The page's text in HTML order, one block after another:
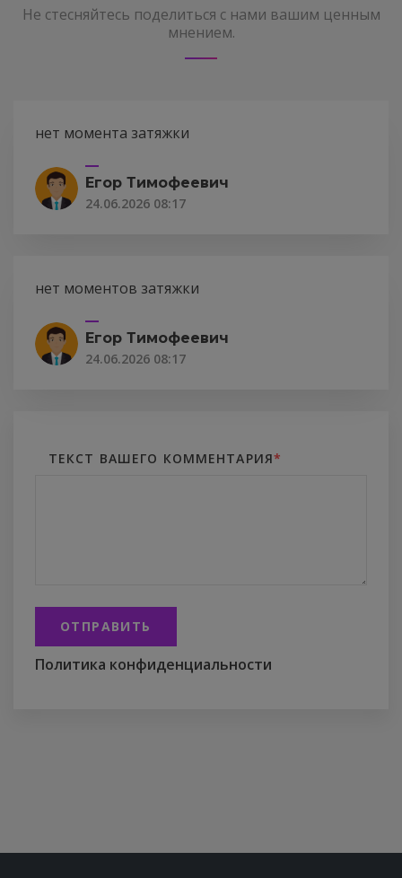
Не стесняйтесь поделиться с нами вашим ценным
мнением.
нет момента затяжки
Егор Тимофеевич
24.06.2026 08:17
нет моментов затяжки
Егор Тимофеевич
24.06.2026 08:17
ТЕКСТ ВАШЕГО КОММЕНТАРИЯ*
ОТПРАВИТЬ
Политика конфиденциальности